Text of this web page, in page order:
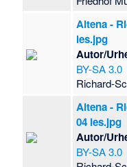
Altena -
ies.jpg
Autor/
BY-SA 3.0
Richard-
Altena -
04 ies.jpg
Autor/
BY-SA 3.0